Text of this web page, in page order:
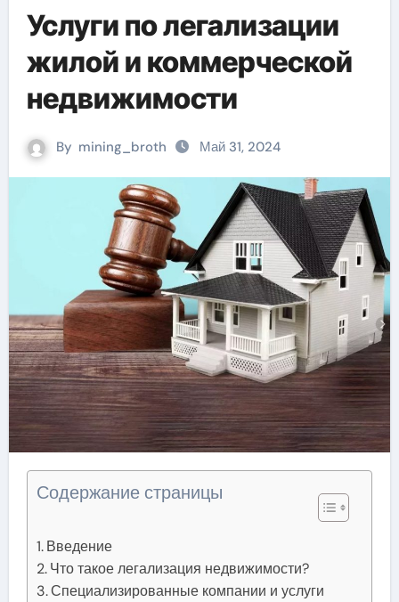
Услуги по легализации
жилой и коммерческой
недвижимости
By mining_broth Май 31, 2024
Содержание страницы
Введение
Что такое легализация недвижимости?
Специализированные компании и услуги